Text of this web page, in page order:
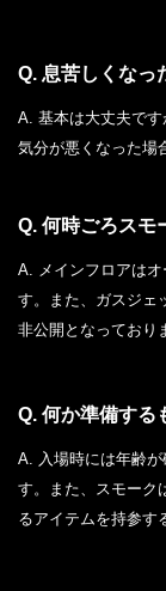
Q. 息苦しくなっ
A. 基本は大丈夫で
気分が悪くなった場
Q. 何時ごろスモ
A. メインフロアは
す。また、ガスジェ
非公開となっており
Q. 何か準備する
A. 入場時には年齢
す。
また、スモーク
るアイテムを持参す